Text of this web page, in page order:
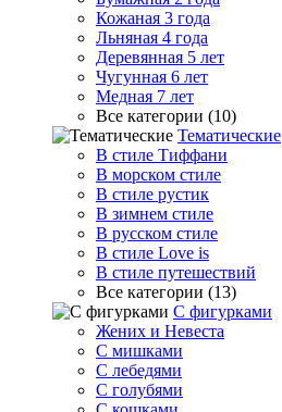
Кожаная 3 года
Льняная 4 года
Деревянная 5 лет
Чугунная 6 лет
Медная 7 лет
Все категории (10)
Тематические
В стиле Тиффани
В морском стиле
В стиле рустик
В зимнем стиле
В русском стиле
В стиле Love is
В стиле путешествий
Все категории (13)
С фигурками
Жених и Невеста
С мишками
С лебедями
С голубями